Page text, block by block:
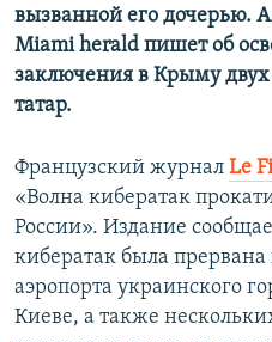
вызванной его дочерью.
Miami herald пишет об
заключения в Крыму
татар.
Французский журнал Le
«Волна кибератак
России». Издание
кибератак была
аэропорта украинского
Киеве, а также